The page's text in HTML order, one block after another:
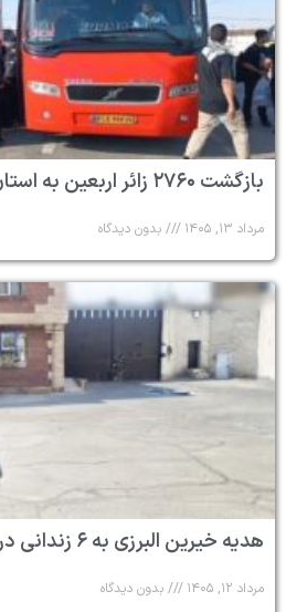
بازگشت ۲۷۶۰ زائر اربعین به استان البرز
مرداد ۱۳, ۱۴۰۵ بدون دیدگاه
هدیه خیرین البرزی به ۶ زندانی در آستانه اربعین
مرداد ۱۲, ۱۴۰۵ بدون دیدگاه